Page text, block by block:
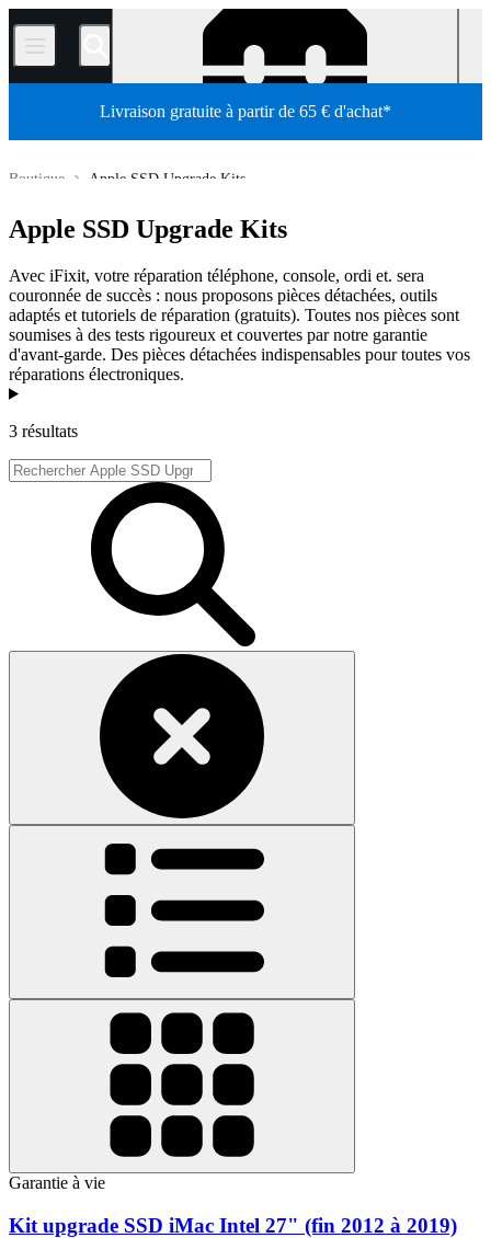
/
Livraison gratuite à partir de 65 € d'achat*
Apple SSD Upgrade Kits
Boutique
Apple SSD Upgrade Kits
Avec iFixit, votre réparation téléphone, console, ordi et. sera
couronnée de succès : nous proposons pièces détachées, outils
adaptés et tutoriels de réparation (gratuits). Toutes nos pièces sont
soumises à des tests rigoureux et couvertes par notre garantie
d'avant-garde. Des pièces détachées indispensables pour toutes vos
réparations électroniques.
Produits
3 résultats
Garantie à vie
Kit upgrade SSD iMac Intel 27" (fin 2012 à 2019)